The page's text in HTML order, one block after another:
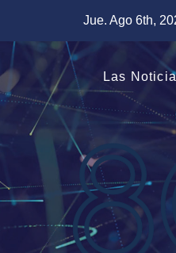
contenido
Jue. Ago 6th,
Las